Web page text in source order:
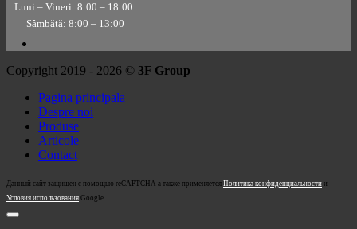
Luni – Vineri: 8:00 – 18:00
Sâmbătă: 8:00 – 13:00
Copyright 2019 - 2026 © 3F Group
Pagina principala
Despre noi
Produse
Articole
Contact
Данный сайт защищен с помощью reCAPTCHA а также применяется Политика конфиденциальности и
Условия использования Google.